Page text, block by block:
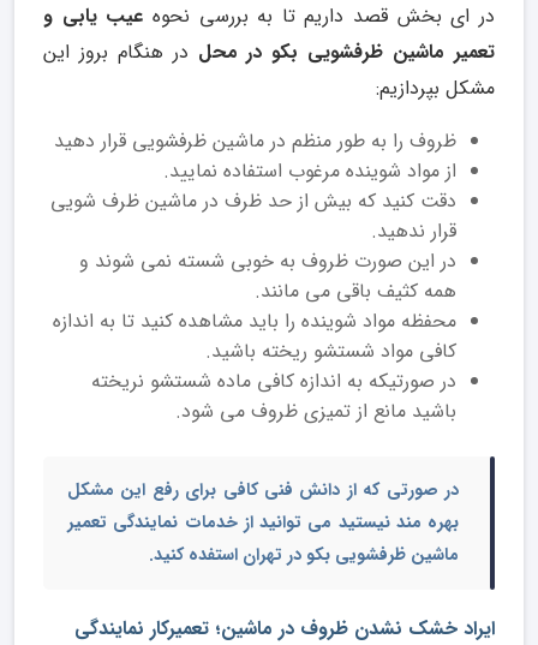
در ای بخش قصد داریم تا به بررسی نحوه عیب یابی و
تعمیر ماشین ظرفشویی بکو در محل در هنگام بروز این
مشکل بپردازیم:
ظروف را به طور منظم در ماشین ظرفشویی قرار دهید
از مواد شوینده مرغوب استفاده نمایید.
دقت کنید که بیش از حد ظرف در ماشین ظرف شویی
قرار ندهید.
در این صورت ظروف به خوبی شسته نمی شوند و
همه کثیف باقی می مانند.
محفظه مواد شوینده را باید مشاهده کنید تا به اندازه
کافی مواد شستشو ریخته باشید.
در صورتیکه به اندازه کافی ماده شستشو نریخته
باشید مانع از تمیزی ظروف می شود.
در صورتی که از دانش فنی کافی برای رفع این مشکل
بهره مند نیستید می توانید از خدمات نمایندگی تعمیر
ماشین ظرفشویی بکو در تهران استفده کنید.
ایراد خشک نشدن ظروف در ماشین؛ تعمیرکار نمایندگی